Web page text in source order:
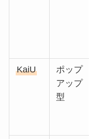
KaiU
ポップ
アップ
型